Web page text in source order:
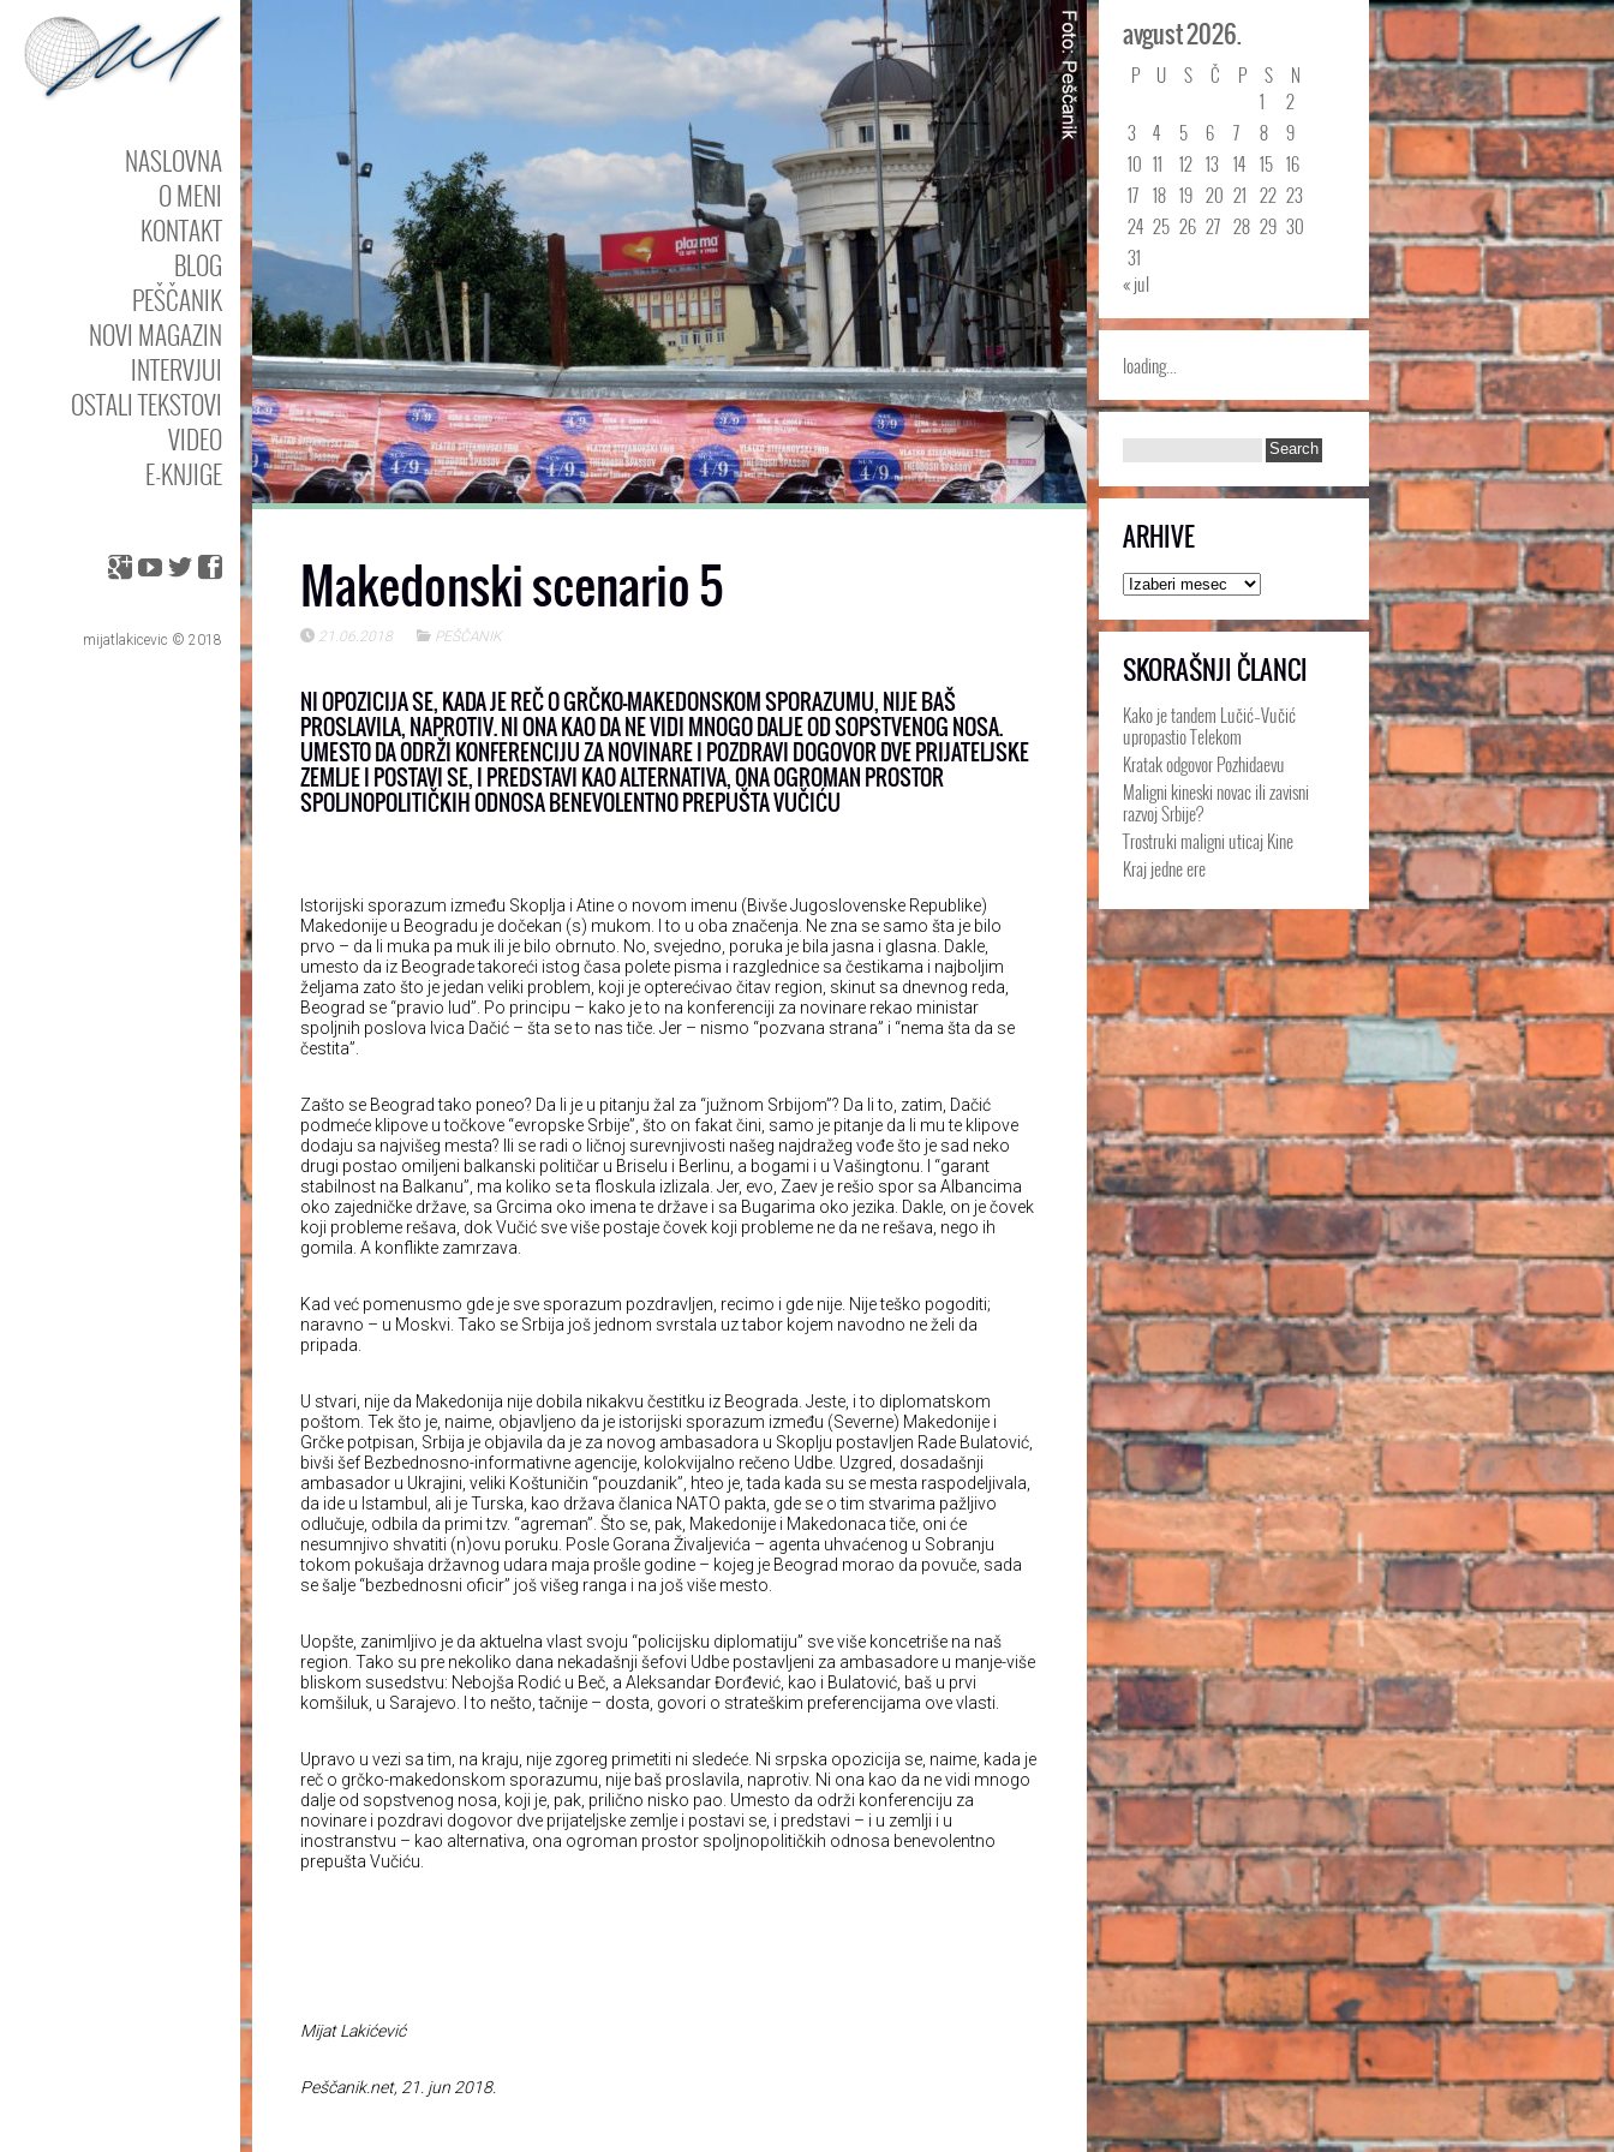
NASLOVNA
O MENI
KONTAKT
BLOG
PEŠČANIK
NOVI MAGAZIN
INTERVJUI
OSTALI TEKSTOVI
VIDEO
E-KNJIGE
mijatlakicevic © 2018
Makedonski scenario 5
21.06.2018 PEŠČANIK
NI OPOZICIJA SE, KADA JE REČ O GRČKO-MAKEDONSKOM SPORAZUMU, NIJE BAŠ
PROSLAVILA, NAPROTIV. NI ONA KAO DA NE VIDI MNOGO DALJE OD SOPSTVENOG NOSA.
UMESTO DA ODRŽI KONFERENCIJU ZA NOVINARE I POZDRAVI DOGOVOR DVE PRIJATELJSKE
ZEMLJE I POSTAVI SE, I PREDSTAVI KAO ALTERNATIVA, ONA OGROMAN PROSTOR
SPOLJNOPOLITIČKIH ODNOSA BENEVOLENTNO PREPUŠTA VUČIĆU
Istorijski sporazum između Skoplja i Atine o novom imenu (Bivše Jugoslovenske Republike)
Makedonije u Beogradu je dočekan (s) mukom. I to u oba značenja. Ne zna se samo šta je bilo
prvo – da li muka pa muk ili je bilo obrnuto. No, svejedno, poruka je bila jasna i glasna. Dakle,
umesto da iz Beograde takoreći istog časa polete pisma i razglednice sa čestikama i najboljim
željama zato što je jedan veliki problem, koji je opterećivao čitav region, skinut sa dnevnog reda,
Beograd se “pravio lud”. Po principu – kako je to na konferenciji za novinare rekao ministar
spoljnih poslova Ivica Dačić – šta se to nas tiče. Jer – nismo “pozvana strana” i “nema šta da se
čestita”.
Zašto se Beograd tako poneo? Da li je u pitanju žal za “južnom Srbijom”? Da li to, zatim, Dačić
podmeće klipove u točkove “evropske Srbije”, što on fakat čini, samo je pitanje da li mu te klipove
dodaju sa najvišeg mesta? Ili se radi o ličnoj surevnjivosti našeg najdražeg vođe što je sad neko
drugi postao omiljeni balkanski političar u Briselu i Berlinu, a bogami i u Vašingtonu. I “garant
stabilnost na Balkanu”, ma koliko se ta floskula izlizala. Jer, evo, Zaev je rešio spor sa Albancima
oko zajedničke države, sa Grcima oko imena te države i sa Bugarima oko jezika. Dakle, on je čovek
koji probleme rešava, dok Vučić sve više postaje čovek koji probleme ne da ne rešava, nego ih
gomila. A konflikte zamrzava.
Kad već pomenusmo gde je sve sporazum pozdravljen, recimo i gde nije. Nije teško pogoditi;
naravno – u Moskvi. Tako se Srbija još jednom svrstala uz tabor kojem navodno ne želi da
pripada.
U stvari, nije da Makedonija nije dobila nikakvu čestitku iz Beograda. Jeste, i to diplomatskom
poštom. Tek što je, naime, objavljeno da je istorijski sporazum između (Severne) Makedonije i
Grčke potpisan, Srbija je objavila da je za novog ambasadora u Skoplju postavljen Rade Bulatović,
bivši šef Bezbednosno-informativne agencije, kolokvijalno rečeno Udbe. Uzgred, dosadašnji
ambasador u Ukrajini, veliki Koštuničin “pouzdanik”, hteo je, tada kada su se mesta raspodeljivala,
da ide u Istambul, ali je Turska, kao država članica NATO pakta, gde se o tim stvarima pažljivo
odlučuje, odbila da primi tzv. “agreman”. Što se, pak, Makedonije i Makedonaca tiče, oni će
nesumnjivo shvatiti (n)ovu poruku. Posle Gorana Živaljevića – agenta uhvaćenog u Sobranju
tokom pokušaja državnog udara maja prošle godine – kojeg je Beograd morao da povuče, sada
se šalje “bezbednosni oficir” još višeg ranga i na još više mesto.
Uopšte, zanimljivo je da aktuelna vlast svoju “policijsku diplomatiju” sve više koncetriše na naš
region. Tako su pre nekoliko dana nekadašnji šefovi Udbe postavljeni za ambasadore u manje-više
bliskom susedstvu: Nebojša Rodić u Beč, a Aleksandar Đorđević, kao i Bulatović, baš u prvi
komšiluk, u Sarajevo. I to nešto, tačnije – dosta, govori o strateškim preferencijama ove vlasti.
Upravo u vezi sa tim, na kraju, nije zgoreg primetiti ni sledeće. Ni srpska opozicija se, naime, kada je
reč o grčko-makedonskom sporazumu, nije baš proslavila, naprotiv. Ni ona kao da ne vidi mnogo
dalje od sopstvenog nosa, koji je, pak, prilično nisko pao. Umesto da održi konferenciju za
novinare i pozdravi dogovor dve prijateljske zemlje i postavi se, i predstavi – i u zemlji i u
inostranstvu – kao alternativa, ona ogroman prostor spoljnopolitičkih odnosa benevolentno
prepušta Vučiću.
Mijat Lakićević
Peščanik.net, 21. jun 2018.
avgust 2026.
P U S Č P S
N
1
2
3
4 5 6 7 8
9
10 11 12 13 14 15 16
17 18 19 20 21 22 23
24 25 26 27 28 29 30
31
« jul
loading...
ARHIVE
Arhive
SKORAŠNJI ČLANCI
Kako je tandem Lučić–Vučić
upropastio Telekom
Kratak odgovor Pozhidaevu
Maligni kineski novac ili zavisni
razvoj Srbije?
Trostruki maligni uticaj Kine
Kraj jedne ere